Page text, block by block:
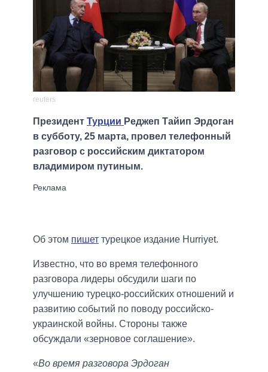
reuters
Президент Турции Реджеп Тайип Эрдоган
в субботу, 25 марта, провел телефонный
разговор с российским диктатором
владимиром путиным.
Об этом пишет турецкое издание Hurriyet.
Известно, что во время телефонного
разговора лидеры обсудили шаги по
улучшению турецко-российских отношений и
развитию событий по поводу российско-
украинской войны. Стороны также
обсуждали «зерновое соглашение».
«Во время разговора Эрдоган